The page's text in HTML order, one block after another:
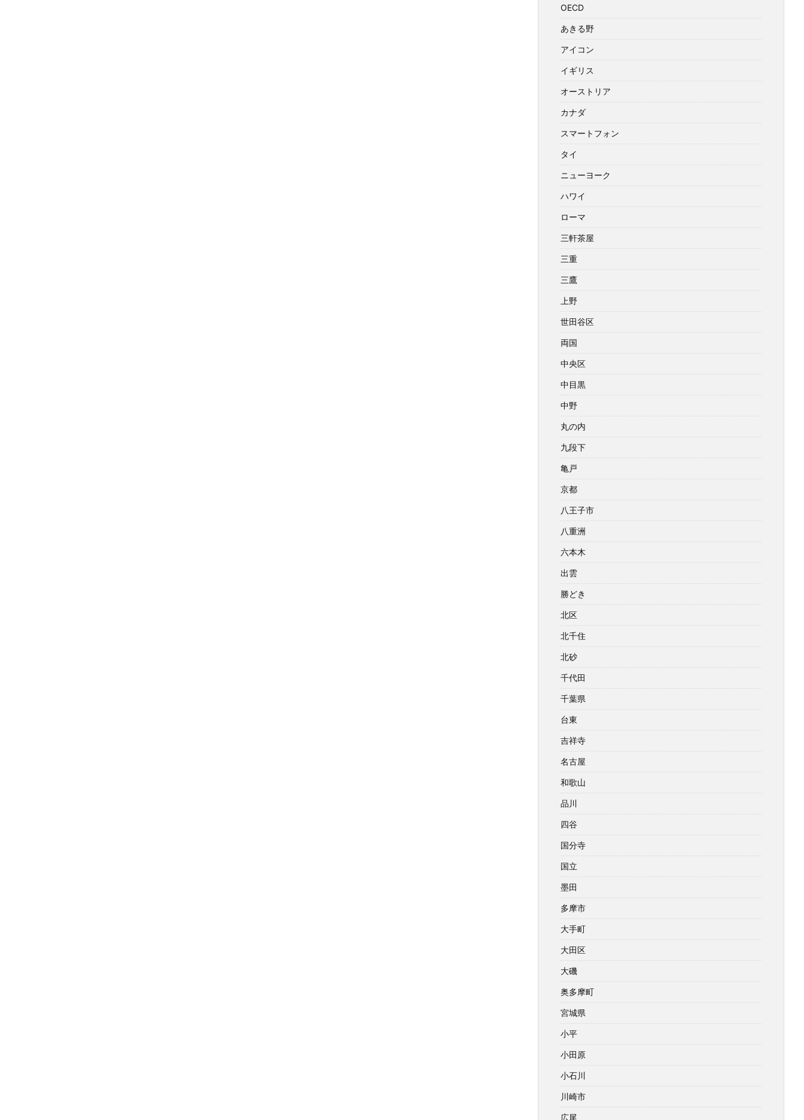
OECD
あきる野
アイコン
イギリス
オーストリア
カナダ
スマートフォン
タイ
ニューヨーク
ハワイ
ローマ
三軒茶屋
三重
三鷹
上野
世田谷区
両国
中央区
中目黒
中野
丸の内
九段下
亀戸
京都
八王子市
八重洲
六本木
出雲
勝どき
北区
北千住
北砂
千代田
千葉県
台東
吉祥寺
名古屋
和歌山
品川
四谷
国分寺
国立
墨田
多摩市
大手町
大田区
大磯
奥多摩町
宮城県
小平
小田原
小石川
川崎市
広尾